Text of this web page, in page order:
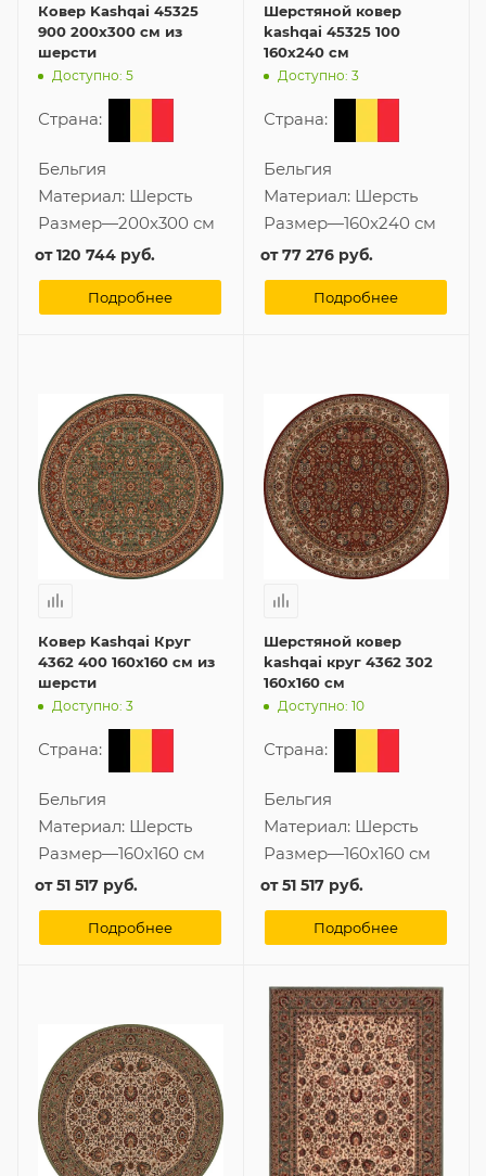
Ковер Kashqai 45325
900 200x300 см из
шерсти
Доступно: 5
Страна:
Бельгия
Материал: Шерсть
Размер—200x300 см
от120 744 руб.
Подробнее
Шерстяной ковер
kashqai 45325 100
160x240 см
Доступно: 3
Страна:
Бельгия
Материал: Шерсть
Размер—160x240 см
от77 276 руб.
Подробнее
Ковер Kashqai Круг
4362 400 160x160 см из
шерсти
Доступно: 3
Страна:
Бельгия
Материал: Шерсть
Размер—160x160 см
от51 517 руб.
Подробнее
Шерстяной ковер
kashqai круг 4362 302
160x160 см
Доступно: 10
Страна:
Бельгия
Материал: Шерсть
Размер—160x160 см
от51 517 руб.
Подробнее